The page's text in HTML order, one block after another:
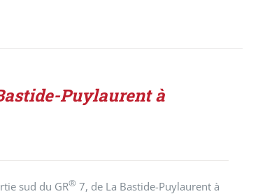
Puylaurent à
sud du GR® 7, de La Bastide-Puylaurent à